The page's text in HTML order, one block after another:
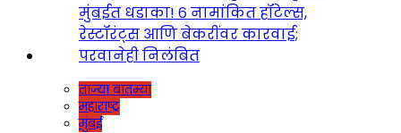
ताज्या बातम्या
महाराष्ट्र
मुंबई